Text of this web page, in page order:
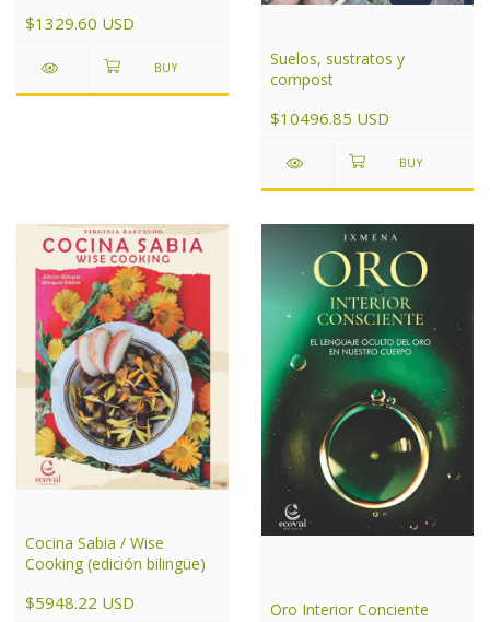
$1329.60 USD
Suelos, sustratos y
compost
$10496.85 USD
Cocina Sabia / Wise
Cooking (edición bilingüe)
$5948.22 USD Oro Interior Conciente